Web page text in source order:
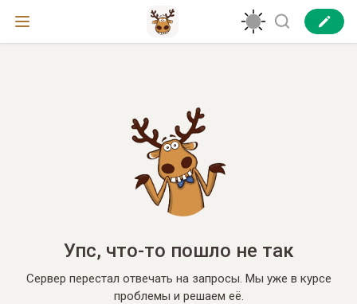
Упс, что-то пошло не так
Сервер перестал отвечать на запросы. Мы уже в курсе
проблемы и решаем её.